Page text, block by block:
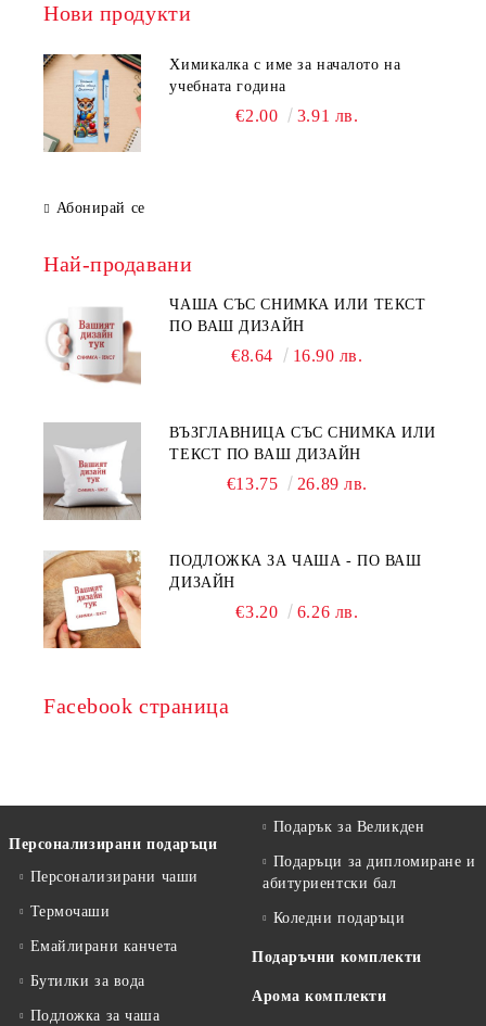
Нови продукти
Химикалка с име за началото на
учебната година
€2.00 3.91 лв.
Абонирай се
Най-продавани
ЧАША СЪС СНИМКА ИЛИ ТЕКСТ
ПО ВАШ ДИЗАЙН
€8.64 16.90 лв.
ВЪЗГЛАВНИЦА СЪС СНИМКА ИЛИ
ТЕКСТ ПО ВАШ ДИЗАЙН
€13.75 26.89 лв.
ПОДЛОЖКА ЗА ЧАША - ПО ВАШ
ДИЗАЙН
€3.20 6.26 лв.
Facebook страница
Персонализирани подаръци
Персонализирани чаши
Термочаши
Емайлирани канчета
Бутилки за вода
Подложка за чаша
Подарък за Великден
Подаръци за дипломиране и
абитуриентски бал
Коледни подаръци
Подаръчни комплекти
Арома комплекти